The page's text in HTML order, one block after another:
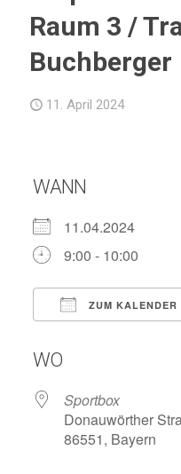
Raum 3 /
Buchberger
11. April 2024
WANN
11.04.2024
9:00 - 10:00
ZUM KALENDER
WO
Sportbox
Donauwörther
86551, Bayern